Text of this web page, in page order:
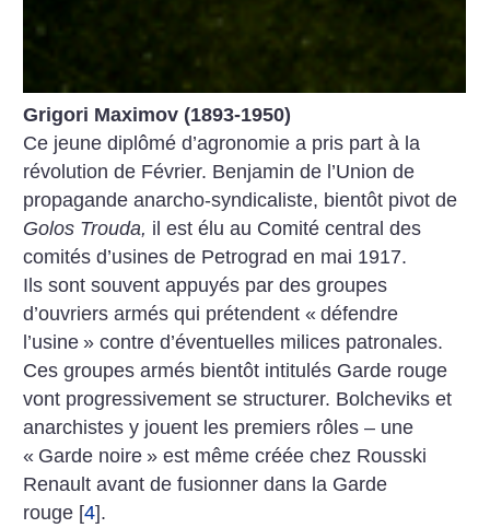
Grigori Maximov (1893-1950)
Ce jeune diplômé d’agronomie a pris part à la
révolution de Février. Benjamin de l’Union de
propagande anarcho-syndicaliste, bientôt pivot de
Golos Trouda, il est élu au Comité central des
comités d’usines de Petrograd en mai 1917.
Ils sont souvent appuyés par des groupes
d’ouvriers armés qui prétendent « défendre
l’usine » contre d’éventuelles milices patronales.
Ces groupes armés bientôt intitulés Garde rouge
vont progressivement se structurer. Bolcheviks et
anarchistes y jouent les premiers rôles – une
« Garde noire » est même créée chez Rousski
Renault avant de fusion­ner dans la Garde
rouge [4].